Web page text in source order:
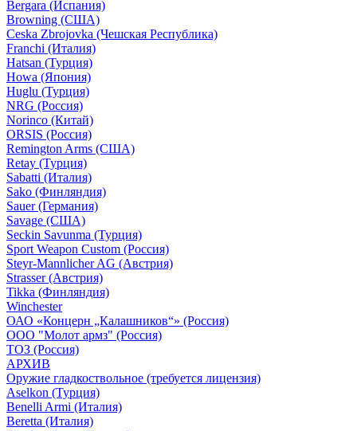
Bergara (Испания)
Browning (США)
Ceska Zbrojovka (Чешская Республика)
Franchi (Италия)
Hatsan (Турция)
Howa (Япония)
Huglu (Турция)
NRG (Россия)
Norinco (Китай)
ORSIS (Россия)
Remington Arms (США)
Retay (Турция)
Sabatti (Италия)
Sako (Финляндия)
Sauer (Германия)
Savage (США)
Seckin Savunma (Турция)
Sport Weapon Custom (Россия)
Steyr-Mannlicher AG (Австрия)
Strasser (Австрия)
Tikka (Финляндия)
Winchester
ОАО «Концерн „Калашников“» (Россия)
ООО "Молот армз" (Россия)
ТОЗ (Россия)
АРХИВ
Оружие гладкоствольное (требуется лицензия)
Aselkon (Турция)
Benelli Armi (Италия)
Beretta (Италия)